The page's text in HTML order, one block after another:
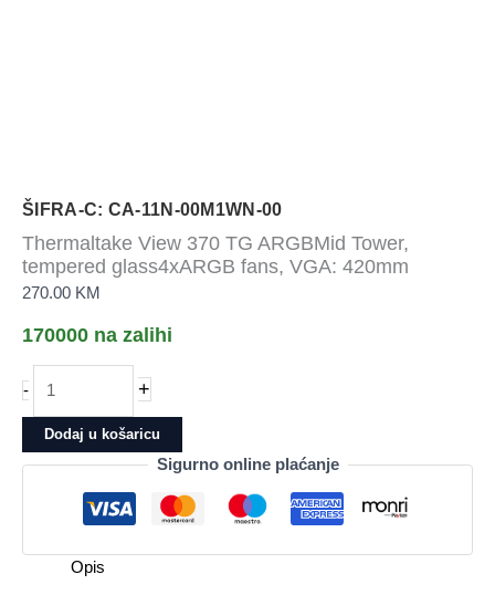
ŠIFRA-C: CA-11N-00M1WN-00
Thermaltake View 370 TG ARGBMid Tower,
tempered glass4xARGB fans, VGA: 420mm
270.00 KM
170000 na zalihi
-
View
370
TG
tempered
glass4xARGB
+
Dodaj u košaricu
Sigurno online plaćanje
Opis